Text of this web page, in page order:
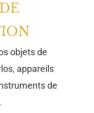
objets de
appareils
de